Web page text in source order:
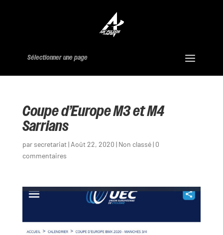
Sélectionner une page
Coupe d’Europe M3 et M4
Sarrians
par secretariat| Août 22, 2020 | Non classé| 0
commentaires